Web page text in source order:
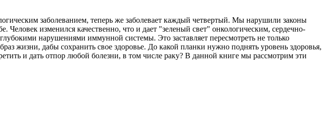
заболеванием, теперь же заболевает каждый четвертый. Мы нарушили законы
изменился качественно, что и дает "зеленый свет" онкологическим, сердечно-
нарушениями иммунной системы. Это заставляет пересмотреть не только
жизни, дабы сохранить свое здоровье. До какой планки нужно поднять уровень здоровья,
и дать отпор любой болезни, в том числе раку? В данной книге мы рассмотрим эти